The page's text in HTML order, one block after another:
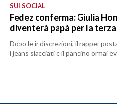
SUI SOCIAL
Fedez conferma: Giulia
diventerà papà per la
Dopo le indiscrezioni, il rapper
i jeans slacciati e il pancino ormai